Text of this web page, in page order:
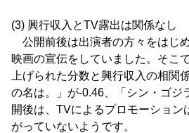
(3) 興行収入とTV露出は関係なし
公開前後は出演者の方々をはじ
映画の宣伝をしていました。そこ
上げられた分数と興行収入の相関
の名は。」が-0.46、「シン・ゴジ
開後は、TVによるプロモーション
がっていないようです。